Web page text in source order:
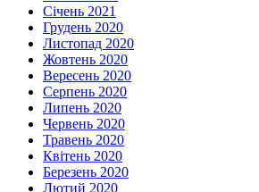
Січень 2021
Грудень 2020
Листопад 2020
Жовтень 2020
Вересень 2020
Серпень 2020
Липень 2020
Червень 2020
Травень 2020
Квітень 2020
Березень 2020
Лютий 2020